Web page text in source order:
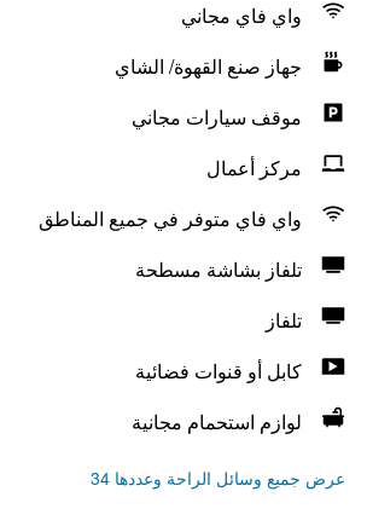
واي فاي مجاني
جهاز صنع القهوة/ الشاي
موقف سيارات مجاني
مركز أعمال
واي فاي متوفر في جميع المناطق
تلفاز بشاشة مسطحة
تلفاز
كابل أو قنوات فضائية
لوازم استحمام مجانية
عرض جميع وسائل الراحة وعددها 34